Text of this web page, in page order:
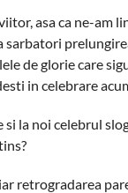
asa ca ne-am
de glorie care
in celebrare
la noi celebrul
retrogradarea